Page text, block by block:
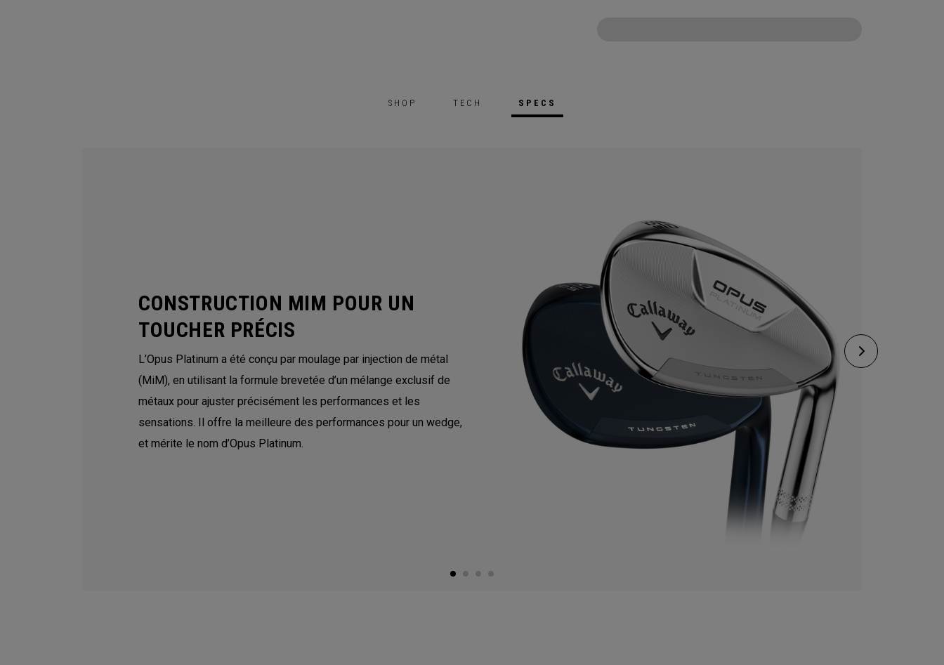
SHOP TECH SPECS
CONSTRUCTION MIM POUR UN
TOUCHER PRÉCIS
L’Opus Platinum a été conçu par moulage par injection de métal
(MiM), en utilisant la formule brevetée d’un mélange exclusif de
métaux pour ajuster précisément les performances et les
sensations. Il offre la meilleure des performances pour un wedge,
et mérite le nom d’Opus Platinum.